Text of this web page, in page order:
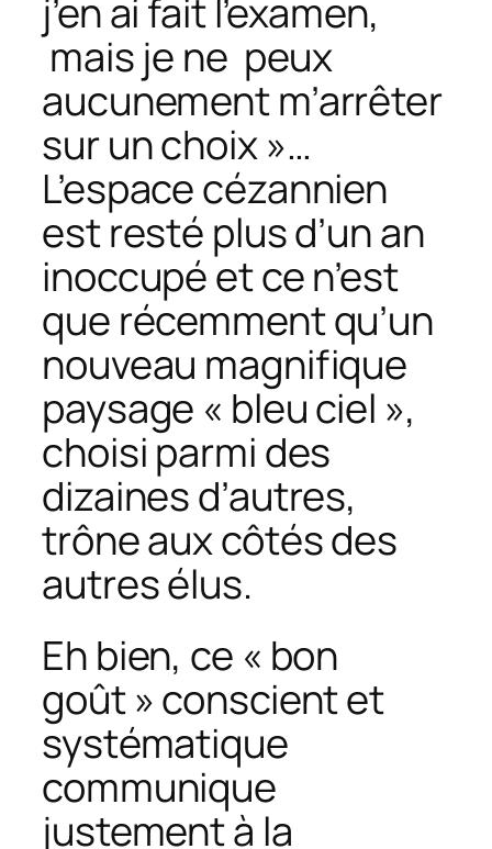
j’en ai fait l’examen,
mais je ne peux
aucunement m’arrêter
sur un choix »…
L’espace cézannien
est resté plus d’un an
inoccupé et ce n’est
que récemment qu’un
nouveau magnifique
paysage « bleu ciel »,
choisi parmi des
dizaines d’autres,
trône aux côtés des
autres élus.
Eh bien, ce « bon
goût » conscient et
systématique
communique
justement à la